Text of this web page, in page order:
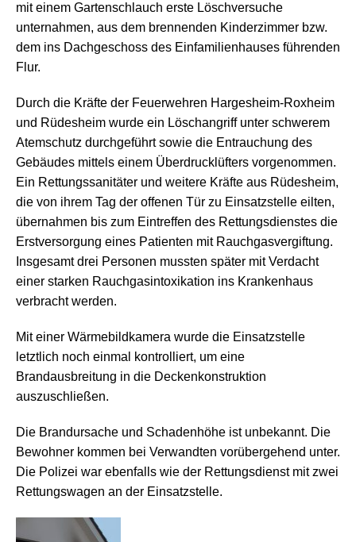
mit einem Gartenschlauch erste Löschversuche
unternahmen, aus dem brennenden Kinderzimmer bzw.
dem ins Dachgeschoss des Einfamilienhauses führenden
Flur.
Durch die Kräfte der Feuerwehren Hargesheim-Roxheim
und Rüdesheim wurde ein Löschangriff unter schwerem
Atemschutz durchgeführt sowie die Entrauchung des
Gebäudes mittels einem Überdrucklüfters vorgenommen.
Ein Rettungssanitäter und weitere Kräfte aus Rüdesheim,
die von ihrem Tag der offenen Tür zu Einsatzstelle eilten,
übernahmen bis zum Eintreffen des Rettungsdienstes die
Erstversorgung eines Patienten mit Rauchgasvergiftung.
Insgesamt drei Personen mussten später mit Verdacht
einer starken Rauchgasintoxikation ins Krankenhaus
verbracht werden.
Mit einer Wärmebildkamera wurde die Einsatzstelle
letztlich noch einmal kontrolliert, um eine
Brandausbreitung in die Deckenkonstruktion
auszuschließen.
Die Brandursache und Schadenhöhe ist unbekannt. Die
Bewohner kommen bei Verwandten vorübergehend unter.
Die Polizei war ebenfalls wie der Rettungsdienst mit zwei
Rettungswagen an der Einsatzstelle.